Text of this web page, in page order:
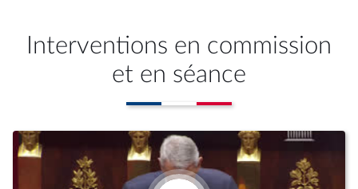
Interventions en commission
et en séance